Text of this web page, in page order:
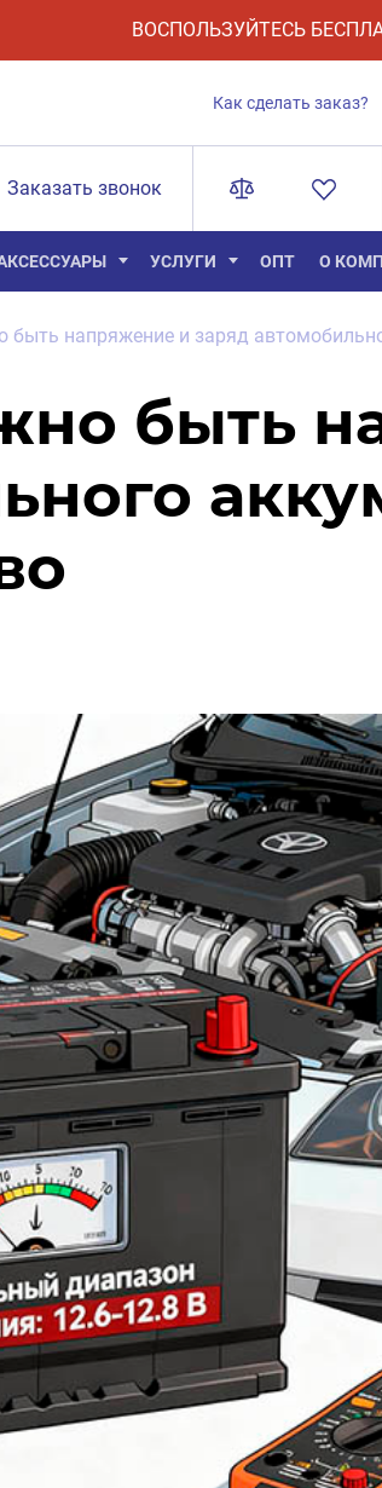
ВОСПОЛЬЗУЙТЕСЬ
Как сделать заказ?
Заказать звонок
УСЛУГИ ОПТ О
быть напряжение и заряд
быть